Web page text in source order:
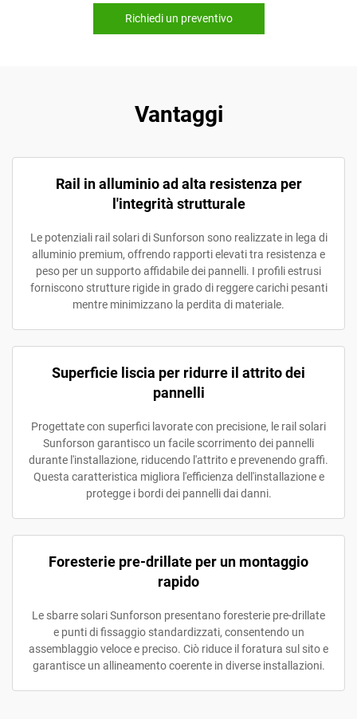
Richiedi un preventivo
Vantaggi
Rail in alluminio ad alta resistenza per
l'integrità strutturale
Le potenziali rail solari di Sunforson sono realizzate in lega di
alluminio premium, offrendo rapporti elevati tra resistenza e
peso per un supporto affidabile dei pannelli. I profili estrusi
forniscono strutture rigide in grado di reggere carichi pesanti
mentre minimizzano la perdita di materiale.
Superficie liscia per ridurre il attrito dei
pannelli
Progettate con superfici lavorate con precisione, le rail solari
Sunforson garantisco un facile scorrimento dei pannelli
durante l'installazione, riducendo l'attrito e prevenendo graffi.
Questa caratteristica migliora l'efficienza dell'installazione e
protegge i bordi dei pannelli dai danni.
Foresterie pre-drillate per un montaggio
rapido
Le sbarre solari Sunforson presentano foresterie pre-drillate
e punti di fissaggio standardizzati, consentendo un
assemblaggio veloce e preciso. Ciò riduce il foratura sul sito e
garantisce un allineamento coerente in diverse installazioni.